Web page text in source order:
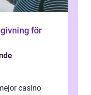
för
casino